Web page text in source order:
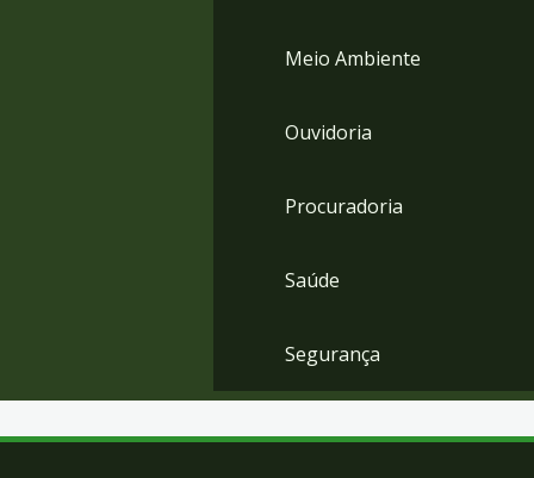
Meio Ambiente
Ouvidoria
Procuradoria
Saúde
Segurança